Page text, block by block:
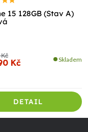
15 128GB (Stav A)
Kč Skladem
DETAIL